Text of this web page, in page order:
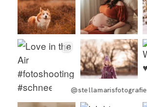
@stellamarisfotografie